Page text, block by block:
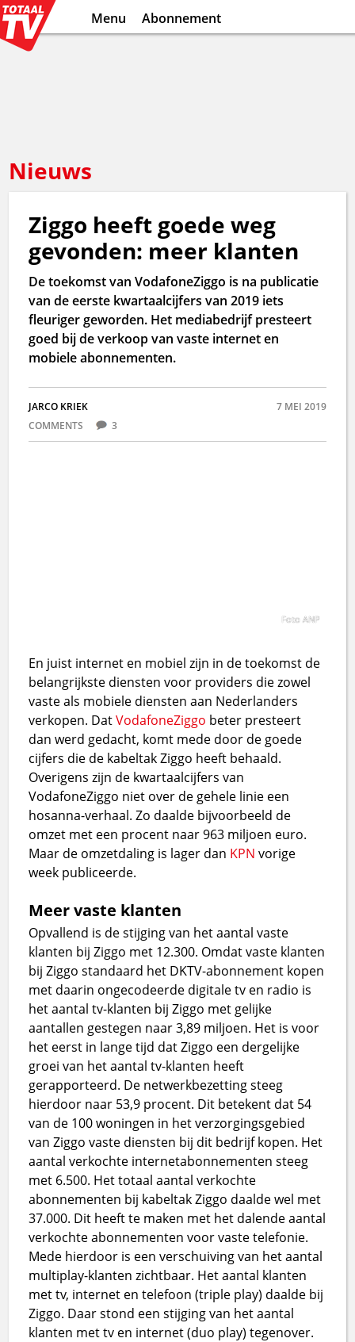
Menu Abonnement
Nieuws
Ziggo heeft goede weg
gevonden: meer klanten
De toekomst van VodafoneZiggo is na publicatie
van de eerste kwartaalcijfers van 2019 iets
fleuriger geworden. Het mediabedrijf presteert
goed bij de verkoop van vaste internet en
mobiele abonnementen.
JARCO KRIEK
7 MEI 2019
COMMENTS
3
Foto ANP
En juist internet en mobiel zijn in de toekomst de
belangrijkste diensten voor providers die zowel
vaste als mobiele diensten aan Nederlanders
verkopen. DatVodafoneZiggo beter presteert
dan werd gedacht, komt mede door de goede
cijfers die de kabeltak Ziggo heeft behaald.
Overigens zijn de kwartaalcijfers van
VodafoneZiggo niet over de gehele linie een
hosanna-verhaal. Zo daalde bijvoorbeeld de
omzet met een procent naar 963 miljoen euro.
Maar de omzetdaling is lager dan KPN vorige
week publiceerde.
Meer vaste klanten
Opvallend is de stijging van het aantal vaste
klanten bij Ziggo met 12.300. Omdat vaste klanten
bij Ziggo standaard het DKTV-abonnement kopen
met daarin ongecodeerde digitale tv en radio is
het aantal tv-klanten bij Ziggo met gelijke
aantallen gestegen naar 3,89 miljoen. Het is voor
het eerst in lange tijd dat Ziggo een dergelijke
groei van het aantal tv-klanten heeft
gerapporteerd. De netwerkbezetting steeg
hierdoor naar 53,9 procent. Dit betekent dat 54
van de 100 woningen in het verzorgingsgebied
van Ziggo vaste diensten bij dit bedrijf kopen. Het
aantal verkochte internetabonnementen steeg
met 6.500. Het totaal aantal verkochte
abonnementen bij kabeltak Ziggo daalde wel met
37.000. Dit heeft te maken met het dalende aantal
verkochte abonnementen voor vaste telefonie.
Mede hierdoor is een verschuiving van het aantal
multiplay-klanten zichtbaar. Het aantal klanten
met tv, internet en telefoon (triple play) daalde bij
Ziggo. Daar stond een stijging van het aantal
klanten met tv en internet (duo play) tegenover.